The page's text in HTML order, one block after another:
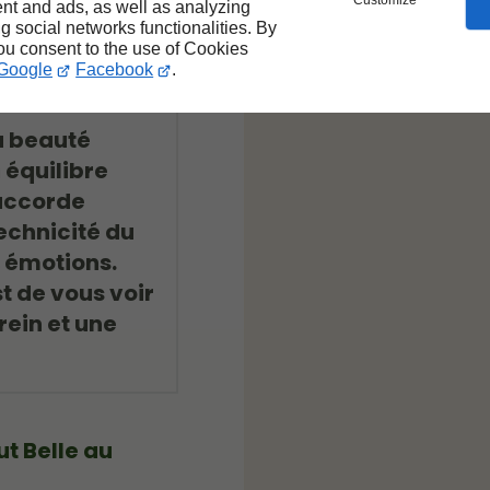
and ads, as well as analyzing
social networks functionalities. By
consent to the use of Cookies
Facebook .
beauté
équilibre
du
de vous voir
et une
Belle au